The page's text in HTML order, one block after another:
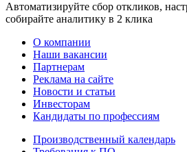
Автоматизируйте сбор откликов,
собирайте аналитику в 2 клика
О компании
Наши вакансии
Партнерам
Реклама на сайте
Новости и статьи
Инвесторам
Кандидаты по профессиям
Производственный календарь